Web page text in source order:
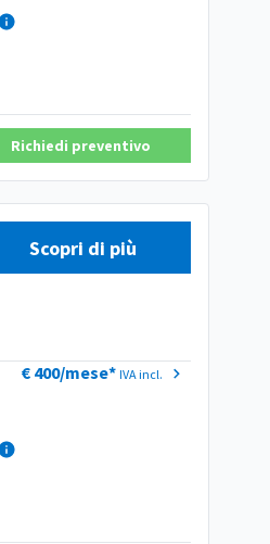
Richiedi preventivo
Scopri di più
€ 400/mese* IVA incl.